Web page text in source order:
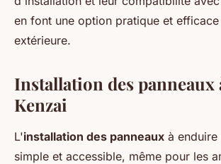
en font une option pratique et
extérieure.
Installation des panneaux
Kenzai
L'installation des panneaux à enduire
simple et accessible, même pour les